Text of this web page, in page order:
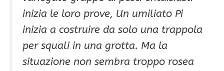
inizia le loro prove, Un umiliato Pi
inizia a costruire da solo una trappola
per squali in una grotta. Ma la
situazione non sembra troppo rosea